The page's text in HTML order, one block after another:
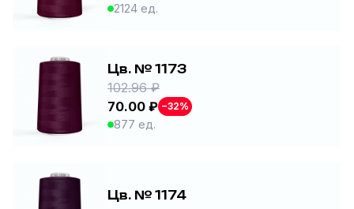
2124 ед.
Цв. № 1173
102.96 ₽
70.00 ₽ −32%
877 ед.
Цв. № 1174